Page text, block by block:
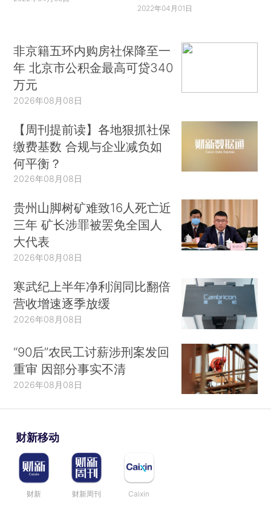
2022年04月01日
非京籍五环内购房社保降至一
年 北京市公积金最高可贷340
万元
2026年08月08日
【周刊提前读】各地狠抓社保
缴费基数 合规与企业减负如
何平衡？
2026年08月08日
贵州山脚树矿难致16人死亡近
三年 矿长涉罪被罢免全国人
大代表
2026年08月08日
寒武纪上半年净利润同比翻倍
营收增速逐季放缓
2026年08月08日
“90后”农民工讨薪涉刑案发回
重审 因部分事实不清
2026年08月08日
财新移动
财新 财新周刊 Caixin